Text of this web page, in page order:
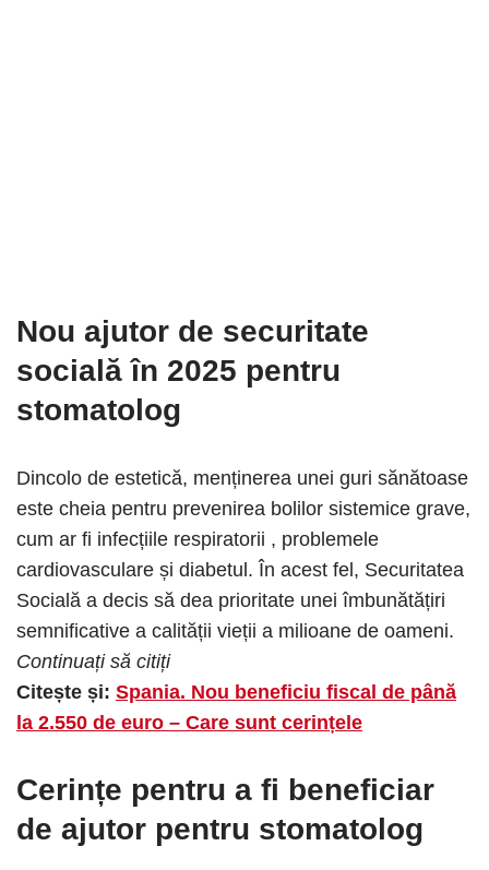
Nou ajutor de securitate
socială în 2025 pentru
stomatolog
Dincolo de estetică, menținerea unei guri sănătoase
este cheia pentru prevenirea bolilor sistemice grave,
cum ar fi infecțiile respiratorii , problemele
cardiovasculare și diabetul. În acest fel, Securitatea
Socială a decis să dea prioritate unei îmbunătățiri
semnificative a calității vieții a milioane de oameni.
Continuați să citiți
Citește și: Spania. Nou beneficiu fiscal de până
la 2.550 de euro – Care sunt cerințele
Cerințe pentru a fi beneficiar
de ajutor pentru stomatolog